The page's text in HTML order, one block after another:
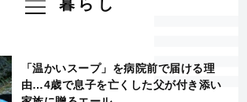
暮らし
「温かいスープ」を病院前で届ける理
由…4歳で息子を亡くした父が付き添い